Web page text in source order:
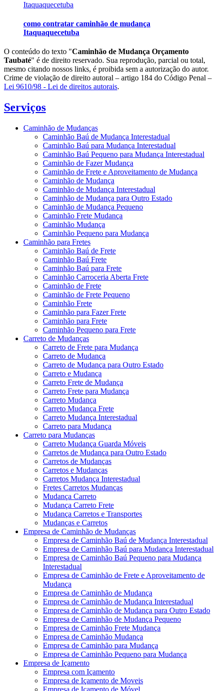
como contratar caminhão de mudança
Itaquaquecetuba
O conteúdo do texto "Caminhão de Mudança Orçamento
Taubaté" é de direito reservado. Sua reprodução, parcial ou total,
mesmo citando nossos links, é proibida sem a autorização do autor.
Crime de violação de direito autoral – artigo 184 do Código Penal –
Lei 9610/98 - Lei de direitos autorais.
Serviços
Caminhão de Mudanças
Caminhão Baú de Mudança Interestadual
Caminhão Baú para Mudança Interestadual
Caminhão Baú Pequeno para Mudança Interestadual
Caminhão de Fazer Mudança
Caminhão de Frete e Aproveitamento de Mudança
Caminhão de Mudança
Caminhão de Mudança Interestadual
Caminhão de Mudança para Outro Estado
Caminhão de Mudança Pequeno
Caminhão Frete Mudança
Caminhão Mudança
Caminhão Pequeno para Mudança
Caminhão para Fretes
Caminhão Baú de Frete
Caminhão Baú Frete
Caminhão Baú para Frete
Caminhão Carroceria Aberta Frete
Caminhão de Frete
Caminhão de Frete Pequeno
Caminhão Frete
Caminhão para Fazer Frete
Caminhão para Frete
Caminhão Pequeno para Frete
Carreto de Mudanças
Carreto de Frete para Mudança
Carreto de Mudança
Carreto de Mudança para Outro Estado
Carreto e Mudança
Carreto Frete de Mudança
Carreto Frete para Mudança
Carreto Mudança
Carreto Mudança Frete
Carreto Mudança Interestadual
Carreto para Mudança
Carreto para Mudanças
Carreto Mudança Guarda Móveis
Carretos de Mudança para Outro Estado
Carretos de Mudanças
Carretos e Mudanças
Carretos Mudança Interestadual
Fretes Carretos Mudanças
Mudança Carreto
Mudança Carreto Frete
Mudança Carretos e Transportes
Mudanças e Carretos
Empresa de Caminhão de Mudanças
Empresa de Caminhão Baú de Mudança Interestadual
Empresa de Caminhão Baú para Mudança Interestadual
Empresa de Caminhão Baú Pequeno para Mudança
Interestadual
Empresa de Caminhão de Frete e Aproveitamento de
Mudança
Empresa de Caminhão de Mudança
Empresa de Caminhão de Mudança Interestadual
Empresa de Caminhão de Mudança para Outro Estado
Empresa de Caminhão de Mudança Pequeno
Empresa de Caminhão Frete Mudança
Empresa de Caminhão Mudança
Empresa de Caminhão para Mudança
Empresa de Caminhão Pequeno para Mudança
Empresa de Içamento
Empresa com Içamento
Empresa de Içamento de Moveis
Empresa de Içamento de Móvel